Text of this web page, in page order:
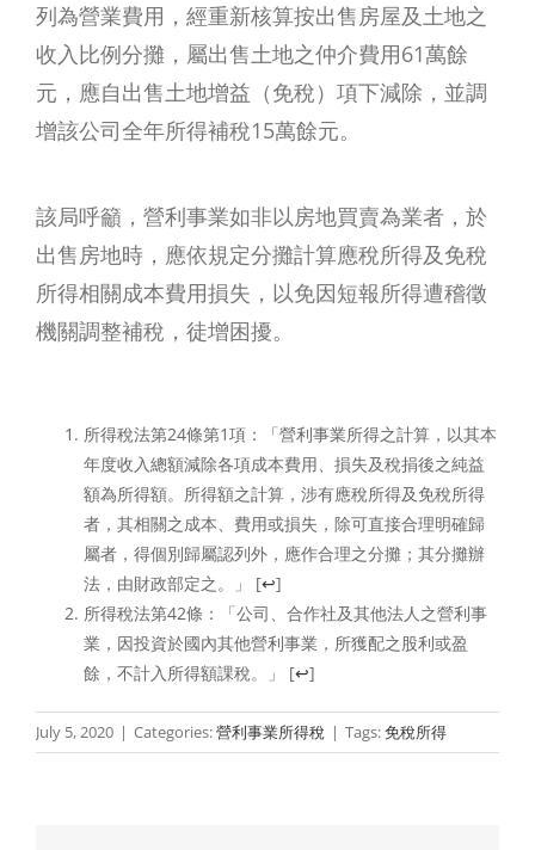
列為營業費用，經重新核算按出售房屋及土地之
收入比例分攤，屬出售土地之仲介費用61萬餘
元，應自出售土地增益（免稅）項下減除，並調
增該公司全年所得補稅15萬餘元。
該局呼籲，營利事業如非以房地買賣為業者，於
出售房地時，應依規定分攤計算應稅所得及免稅
所得相關成本費用損失，以免因短報所得遭稽徵
機關調整補稅，徒增困擾。
所得稅法第24條第1項：「營利事業所得之計算，以其本
年度收入總額減除各項成本費用、損失及稅捐後之純益
額為所得額。所得額之計算，涉有應稅所得及免稅所得
者，其相關之成本、費用或損失，除可直接合理明確歸
屬者，得個別歸屬認列外，應作合理之分攤；其分攤辦
法，由財政部定之。」
[↩]
所得稅法第42條：「公司、合作社及其他法人之營利事
業，因投資於國內其他營利事業，所獲配之股利或盈
餘，不計入所得額課稅。」
[↩]
July 5, 2020 | Categories:營利事業所得稅 | Tags:免稅所得